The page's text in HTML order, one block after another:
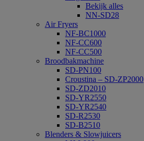
Bekijk alles
NN-SD28
Air Fryers
NF-BC1000
NF-CC600
NF-CC500
Broodbakmachine
SD-PN100
Croustina – SD-ZP2000
SD-ZD2010
SD-YR2550
SD-YR2540
SD-R2530
SD-B2510
Blenders & Slowjuicers